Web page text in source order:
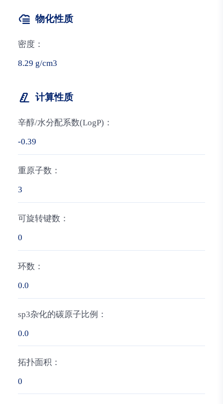
物化性质
密度：
8.29 g/cm3
计算性质
辛醇/水分配系数(LogP)：
-0.39
重原子数：
3
可旋转键数：
0
环数：
0.0
sp3杂化的碳原子比例：
0.0
拓扑面积：
0